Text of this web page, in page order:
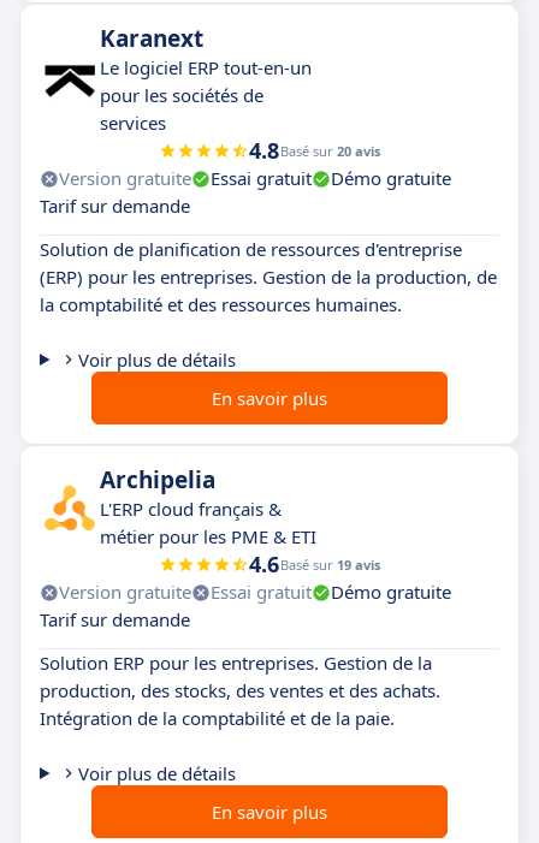
Karanext
Le logiciel ERP tout-en-un
pour les sociétés de
services
4.8Basé sur 20 avis
Version gratuite Essai gratuit
Démo gratuite
Tarif sur demande
Solution de planification de ressources d'entreprise
(ERP) pour les entreprises. Gestion de la production, de
la comptabilité et des ressources humaines.
Voir plus de détails
En savoir plus
Archipelia
L'ERP cloud français &
métier pour les PME & ETI
4.6Basé sur 19 avis
Version gratuite Essai gratuit
Démo gratuite
Tarif sur demande
Solution ERP pour les entreprises. Gestion de la
production, des stocks, des ventes et des achats.
Intégration de la comptabilité et de la paie.
Voir plus de détails
En savoir plus